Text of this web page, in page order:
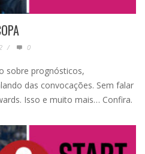
/ 0
sobre prognósticos,
das convocações. Sem falar
Isso e muito mais… Confira.